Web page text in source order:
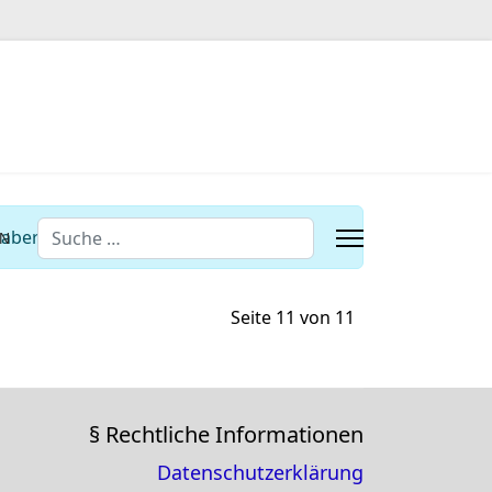
Suchen
Beiträge enthalten.
Seite 11 von 11
§ Rechtliche Informationen
Datenschutzerklärung